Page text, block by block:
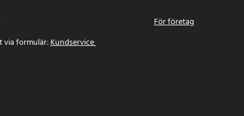
via formulär:Kundservice
För företag